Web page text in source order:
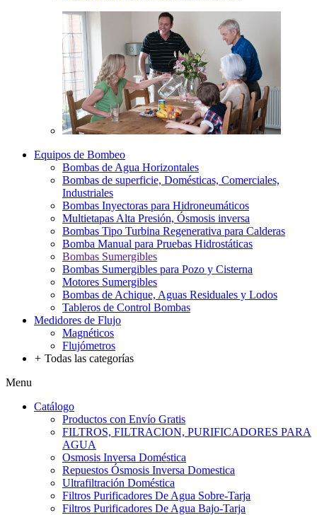
Equipos de Bombeo
Bombas de Agua Horizontales
Bombas de superficie, Domésticas, Comerciales,
Industriales
Bombas Inyectoras para Hidroneumáticos
Multietapas Alta Presión, Ósmosis inversa
Bombas Tipo Turbina Regenerativa para Calderas
Bomba Manual para Pruebas Hidrostáticas
Bombas Sumergibles
Bombas Sumergibles para Pozo y Cisterna
Motores Sumergibles
Bombas de Achique, Aguas Residuales y Lodos
Tableros de Control Bombas
Medidores de Flujo
Magnéticos
Flujómetros
+ Todas las categorías
Menu
Catálogo
Productos con Envío Gratis
FILTROS, FILTRACION, PURIFICADORES PARA
AGUA
Osmosis Inversa Doméstica
Repuestos Ósmosis Inversa Domestica
Ultrafiltración Doméstica
Filtros Purificadores De Agua Sobre-Tarja
Filtros Purificadores De Agua Bajo-Tarja